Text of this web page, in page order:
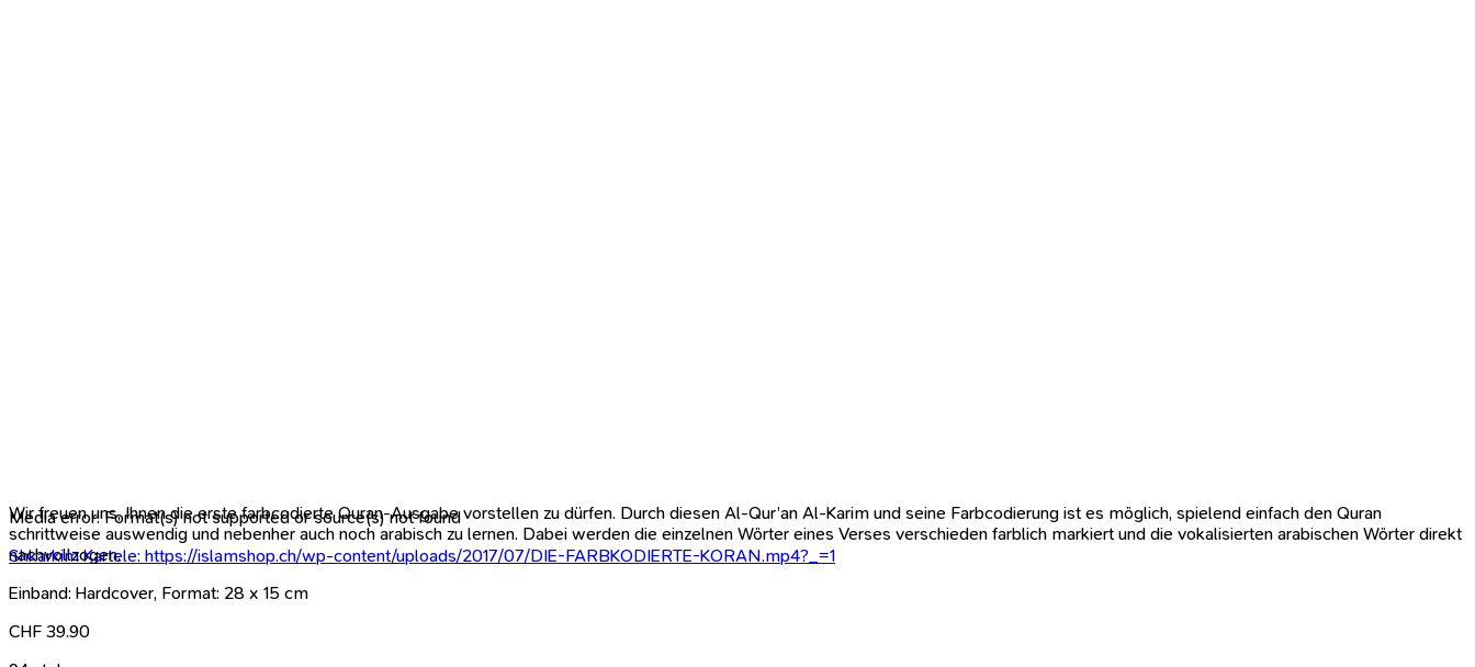
Media error: Format(s) not supported or source(s) not found
Shkarkim Kartele: https://islamshop.ch/wp-content/uploads/2017/07/DIE-FARBKODIERTE-KORAN.mp4?_=1
Përdorni tastet Shigjetë Sipër/Poshtë që të ngrini ose ulni volumin.
Wir freuen uns, Ihnen die erste farbcodierte Quran-Ausgabe vorstellen zu dürfen. Durch diesen Al-Qur’an Al-Karim und seine Farbcodierung ist es möglich, spielend einfach den Quran
schrittweise auswendig und nebenher auch noch arabisch zu lernen. Dabei werden die einzelnen Wörter eines Verses verschieden farblich markiert und die vokalisierten arabischen Wörter direkt
nachvollzogen.
Einband: Hardcover, Format: 28 x 15 cm
CHF 39.90